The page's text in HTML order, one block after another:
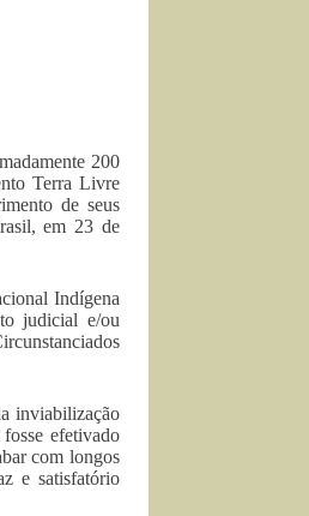
200
Terra Livre
de seus
em 23 de
Indígena
judicial e/ou
inviabilização
efetivado
com longos
e satisfatório